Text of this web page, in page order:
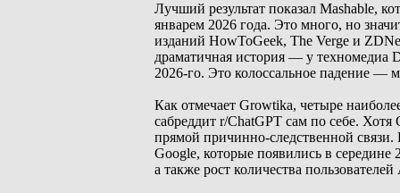
Лучший результат показал Mashable,
январем 2026 года. Это много, но
изданий HowToGeek, The Verge и
драматичная история — у техномедиа
2026-го. Это колоссальное падение
Как отмечает Growtika, четыре
сабреддит r/ChatGPT сам по себе.
прямой причинно-следственной
Google, которые появились в
а также рост количества